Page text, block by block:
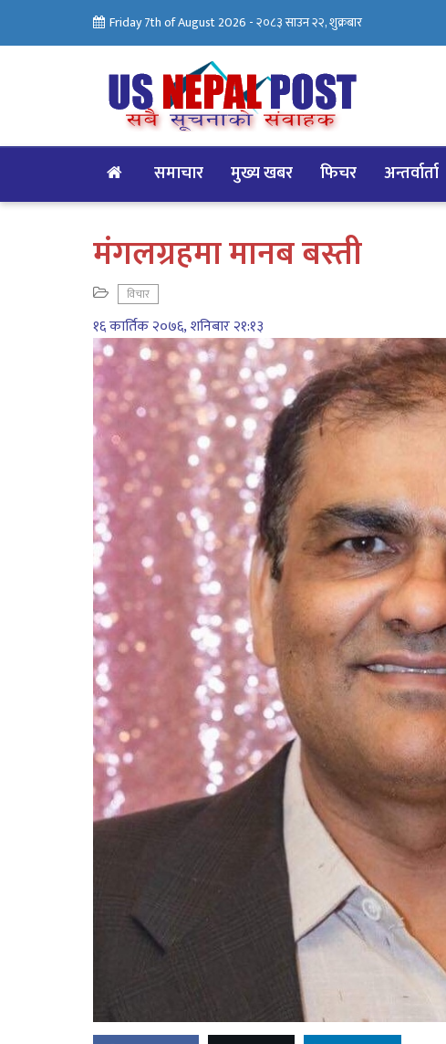
Friday 7th of August 2026 -२०८३ साउन २२, शुक्रबार
समाचार मुख्य खबर फिचर अन्तर्वार्ता
मंगलग्रहमा मानब बस्ती
विचार
१६ कार्तिक २०७६, शनिबार २१:१३